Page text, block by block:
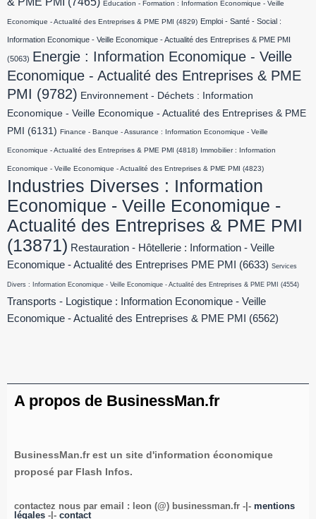
Education - Formation : Information Economique - Veille
Economique - Actualité des Entreprises & PME PMI (4829) Emploi - Santé - Social :
Information Economique - Veille Economique - Actualité des Entreprises & PME PMI
(5063) Energie : Information Economique - Veille
Economique - Actualité des Entreprises & PME
PMI (9782) Environnement - Déchets : Information
Economique - Veille Economique - Actualité des Entreprises & PME
PMI
(6131) Finance - Banque - Assurance : Information Economique - Veille
Economique - Actualité des Entreprises & PME PMI (4818) Immobilier : Information
Economique - Veille Economique - Actualité des Entreprises & PME PMI (4823)
Industries Diverses : Information
Economique - Veille Economique -
Actualité des Entreprises & PME PMI
(13871) Restauration - Hôtellerie : Information - Veille
Economique - Actualité des Entreprises PME PMI
(6633) Services
Divers : Information Economique - Veille Economique - Actualité des Entreprises & PME PMI (4554)
Transports - Logistique : Information Economique - Veille
Economique - Actualité des Entreprises & PME PMI
(6562)
A propos de BusinessMan.fr
BusinessMan.fr est un site d'information économique
proposé par Flash Infos.
contactez nous par email : leon (@) businessman.fr -|- mentions
légales -|- contact